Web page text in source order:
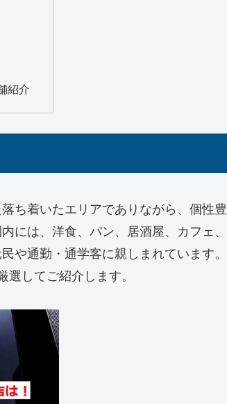
紹介
ち着いたエリアでありながら、個性豊
には、洋食、パン、居酒屋、カフェ、
や通勤・通学客に親しまれています。
してご紹介します。